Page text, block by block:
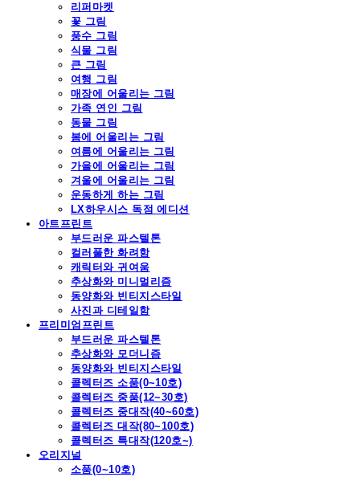
리퍼마켓
꽃 그림
풍수 그림
식물 그림
큰 그림
여행 그림
매장에 어울리는 그림
가족 연인 그림
동물 그림
봄에 어울리는 그림
여름에 어울리는 그림
가을에 어울리는 그림
겨울에 어울리는 그림
운동하게 하는 그림
LX하우시스 독점 에디션
아트프린트
부드러운 파스텔톤
컬러풀한 화려함
캐릭터와 귀여움
추상화와 미니멀리즘
동양화와 빈티지스타일
사진과 디테일함
프리미엄프린트
부드러운 파스텔톤
추상화와 모더니즘
동양화와 빈티지스타일
콜렉터즈 소품(0~10호)
콜렉터즈 중품(12~30호)
콜렉터즈 중대작(40~60호)
콜렉터즈 대작(80~100호)
콜렉터즈 특대작(120호~)
오리지널
소품(0~10호)